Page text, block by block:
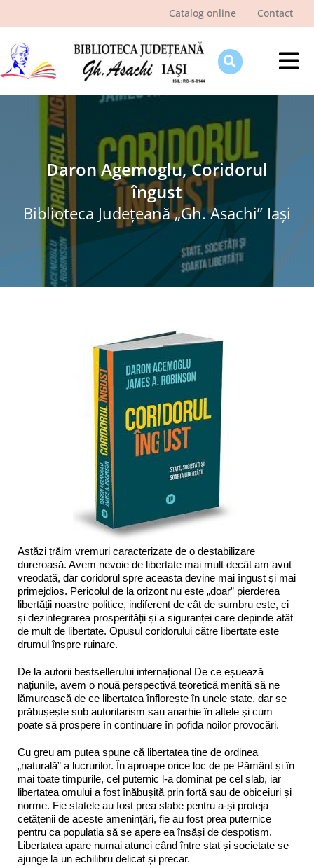
Catalog online Contact
Despre bibliotecă
Pagina cititorului
Ştiri şi evenimente
Programe şi proiecte
Interes public
Daron Agemoglu, Coridorul
îngust
Biblioteca Judeţeană „Gh. Asachi” Iaşi
Astăzi trăim vremuri caracterizate de o destabilizare
dureroasă. Avem nevoie de libertate mai mult decât am avut
vreodată, dar coridorul spre aceasta devine mai îngust și mai
primejdios. Pericolul de la orizont nu este „doar” pierderea
libertății noastre politice, indiferent de cât de sumbru este, ci
și dezintegrarea prosperității și a siguranței care depinde atât
de mult de libertate. Opusul coridorului către libertate este
drumul înspre ruinare.
De la autorii bestsellerului internațional De ce eșuează
națiunile, avem o nouă perspectivă teoretică menită să ne
lămurească de ce libertatea înflorește în unele state, dar se
prăbușește sub autoritarism sau anarhie în altele și cum
poate să prospere în continuare în pofida noilor provocări.
Cu greu am putea spune că libertatea ține de ordinea
„naturală” a lucrurilor. În aproape orice loc de pe Pământ și în
mai toate timpurile, cel puternic l-a dominat pe cel slab, iar
libertatea omului a fost înăbușită prin forță sau de obiceiuri și
norme. Fie statele au fost prea slabe pentru a-și proteja
cetățenii de aceste amenințări, fie au fost prea puternice
pentru ca populația să se apere ea însăși de despotism.
Libertatea apare numai atunci când între stat și societate se
ajunge la un echilibru delicat și precar.